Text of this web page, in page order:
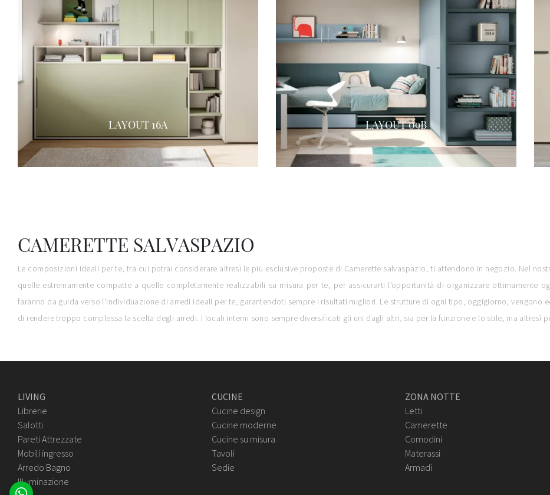
LAYOUT 16A LAYOUT 09B
CAMERETTE SALVASPAZIO
Le composizioni ideali per te, tra cui potrai considerare altresì le più esclusive proposte di Camerette salvaspazio, ti attendono in negozio. Nel
quelle estremamente compatte a quelle completamente realizzabili su misura per te, per assicurarti l'opportunità di organizzare ottimamente
faranno da guida verso l'individuazione di arredi ideali per te, garantendoti sempre i risultati migliori. Le strutture di ogni tipo, oggigiorno,
di rendere troppo complessa la scelta degli arredi. I locali interni sono sempre diversificati gli uni dagli altri, sia per la funzione e lo stile, ma altresì
LIVING
Librerie
Salotti
Pareti Attrezzate
Mobili ingresso
Arredo Bagno
Illuminazione
CUCINE
Cucine design
Cucine moderne
Cucine su misura
Tavoli
Sedie
ZONA NOTTE
Letti
Camerette
Comodini
Materassi
Armadi